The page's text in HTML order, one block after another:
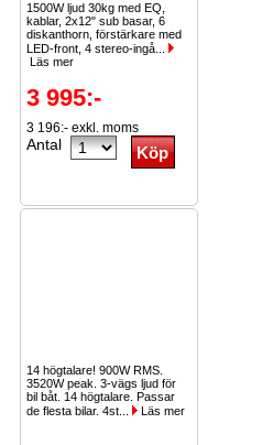
1500W ljud 30kg med EQ,
kablar, 2x12" sub basar, 6
diskanthorn, förstärkare med
LED-front, 4 stereo-ingå...
Läs mer
3 995:-
3 196:- exkl. moms
Antal
14 högtalare! 900W RMS.
3520W peak. 3-vägs ljud för
bil båt. 14 högtalare. Passar
de flesta bilar. 4st...
Läs mer